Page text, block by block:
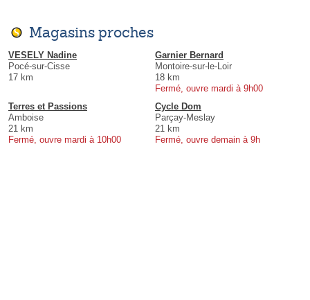
Magasins proches
VESELY Nadine
Pocé-sur-Cisse
17 km
Garnier Bernard
Montoire-sur-le-Loir
18 km
Fermé, ouvre mardi à 9h00
Terres et Passions
Amboise
21 km
Fermé, ouvre mardi à 10h00
Cycle Dom
Parçay-Meslay
21 km
Fermé, ouvre demain à 9h